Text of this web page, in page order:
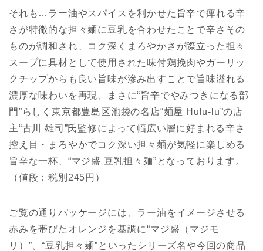
それも…ラー油やスパイスを利かせた旨辛で痺れる辛
さが特徴的な担々麺に豆乳を合わせたことで辛さその
ものが調和され、コク深くまろやかさが際立った担々
スープに具材として使用された味付鶏挽肉やガーリッ
クチップからも良い旨味が滲み出すことで旨味溢れる
濃厚な味わいを再現、まさに“旨辛でやみつきになる部
門”らしく東京都豊島区池袋の名店“麺屋 Hulu-lu”の店
主“古川 雄司”氏監修によって幅広い層に好まれる辛さ
控え目・まろやかでコク深い担々麺が気軽に楽しめる
旨辛な一杯、“マジ盛 豆乳担々麺”となっております。
（値段：税別245円）
ご覧の通りパッケージには、ラー油をイメージさせる
赤みを帯びたオレンジを基調に“マジ盛（マジモ
リ）”、“豆乳担々麺”といったシリーズ名や今回の商品